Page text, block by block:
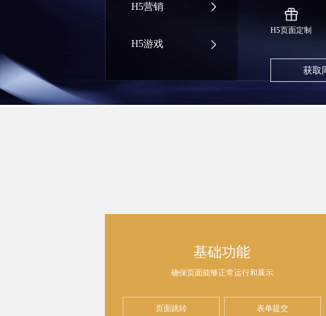
H5营销
H5游戏
H5页面定制
获取
基础功能
确保页面能够正常运行和展示
页面跳转 表单提交